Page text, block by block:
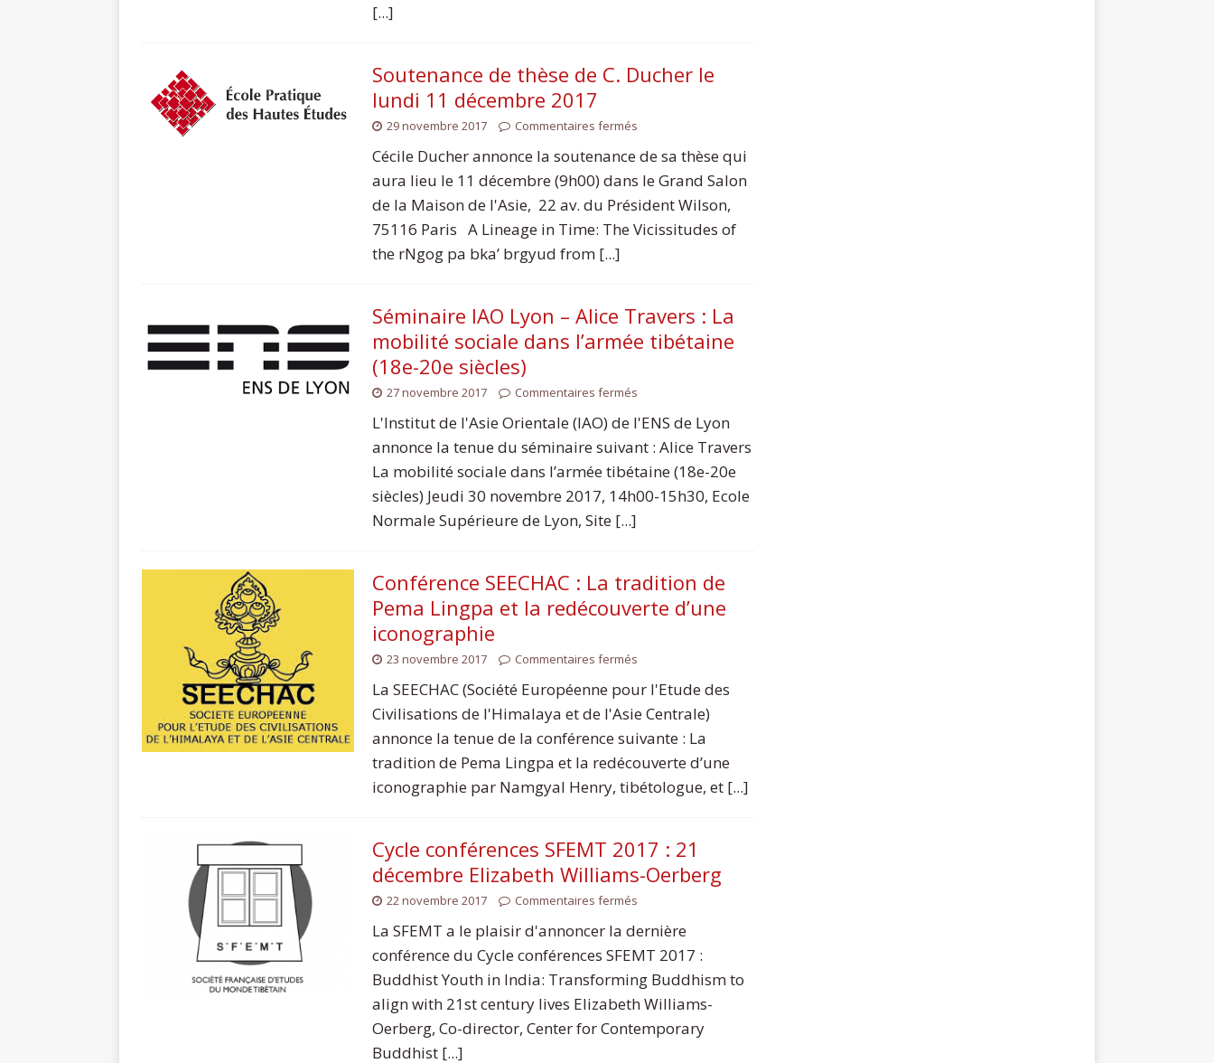
[...]
Soutenance de thèse de C. Ducher le
lundi 11 décembre 2017
29 novembre 2017 Commentaires fermés
Cécile Ducher annonce la soutenance de sa thèse qui
aura lieu le 11 décembre (9h00) dans le Grand Salon
de la Maison de l'Asie, 22 av. du Président Wilson,
75116 Paris A Lineage in Time: The Vicissitudes of
the rNgog pa bka’ brgyud from [...]
Séminaire IAO Lyon – Alice Travers : La
mobilité sociale dans l’armée tibétaine
(18e-20e siècles)
27 novembre 2017 Commentaires fermés
L'Institut de l'Asie Orientale (IAO) de l'ENS de Lyon
annonce la tenue du séminaire suivant : Alice Travers
La mobilité sociale dans l’armée tibétaine (18e-20e
siècles) Jeudi 30 novembre 2017, 14h00-15h30, Ecole
Normale Supérieure de Lyon, Site [...]
Conférence SEECHAC : La tradition de
Pema Lingpa et la redécouverte d’une
iconographie
23 novembre 2017 Commentaires fermés
La SEECHAC (Société Européenne pour l'Etude des
Civilisations de l'Himalaya et de l'Asie Centrale)
annonce la tenue de la conférence suivante : La
tradition de Pema Lingpa et la redécouverte d’une
iconographie par Namgyal Henry, tibétologue, et [...]
Cycle conférences SFEMT 2017 : 21
décembre Elizabeth Williams-Oerberg
22 novembre 2017 Commentaires fermés
La SFEMT a le plaisir d'annoncer la dernière
conférence du Cycle conférences SFEMT 2017 :
Buddhist Youth in India: Transforming Buddhism to
align with 21st century lives Elizabeth Williams-
Oerberg, Co-director, Center for Contemporary
Buddhist [...]